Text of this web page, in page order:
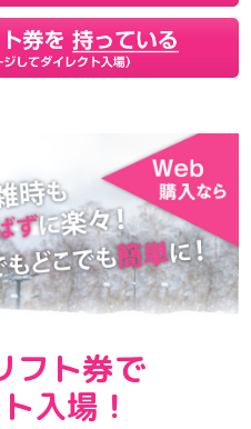
フト券で
入場！